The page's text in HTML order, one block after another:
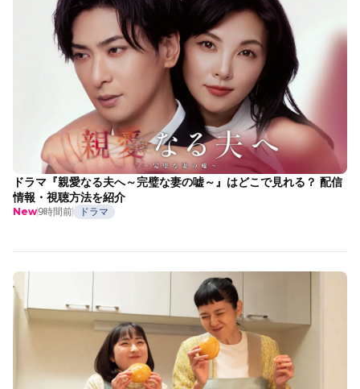
ドラマ『親愛なる夫へ～完璧な妻の嘘～』はどこで見れる？ 配信
情報・視聴方法を紹介
New9時間前 ドラマ